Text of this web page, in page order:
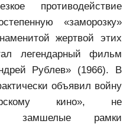
противодействие
«заморозку»
жертвой этих
легендарный фильм
Рублев» (1966). В
объявил войну
кино», не
в замшелые рамки